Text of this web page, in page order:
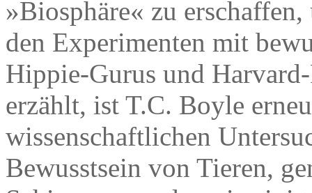
»Biosphäre« zu
den Experimenten mit
Hippie-Gurus und
erzählt, ist T.C. Boyle
wissenschaftlichen
Bewusstsein von Tieren,